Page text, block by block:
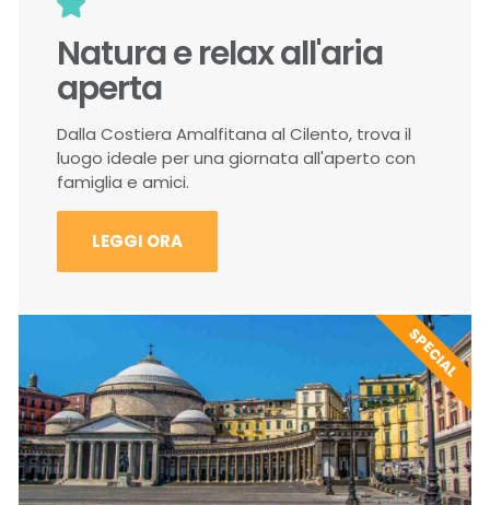
Natura e relax all'aria
aperta
Dalla Costiera Amalfitana al Cilento, trova il
luogo ideale per una giornata all'aperto con
famiglia e amici.
LEGGI ORA
SPECIAL